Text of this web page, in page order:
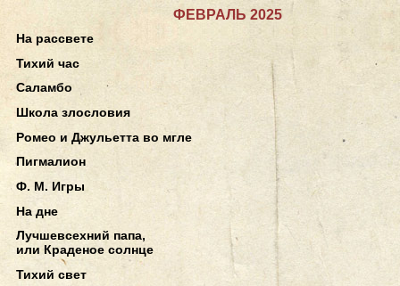
ФЕВРАЛЬ 2025
На рассвете
Тихий час
Саламбо
Школа злословия
Ромео и Джульетта во мгле
Пигмалион
Ф. М. Игры
На дне
Лучшевсехний папа,
или Краденое солнце
Тихий свет